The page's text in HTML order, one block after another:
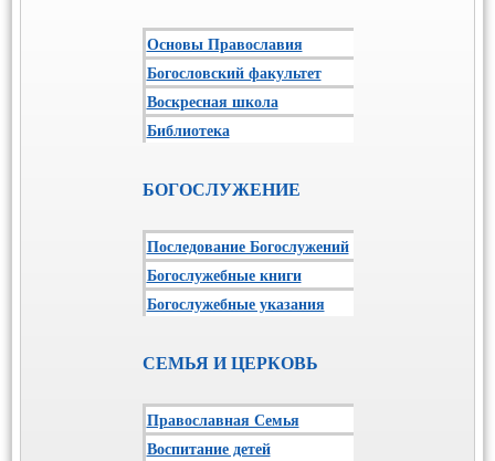
Основы Православия
Богословский факультет
Воскресная школа
Библиотека
БОГОСЛУЖЕНИЕ
Последование Богослужений
Богослужебные книги
Богослужебные указания
СЕМЬЯ И ЦЕРКОВЬ
Православная Семья
Воспитание детей